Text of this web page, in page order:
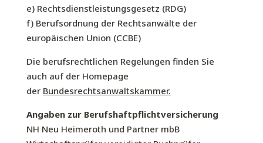
e) Rechtsdienstleistungsgesetz (RDG)
f) Berufsordnung der Rechtsanwälte der
europäischen Union (CCBE)
Die berufsrechtlichen Regelungen finden Sie
auch auf der Homepage
der Bundesrechtsanwaltskammer.
Angaben zur Berufshaftpflichtversicherung
NH Neu Heimeroth und Partner mbB